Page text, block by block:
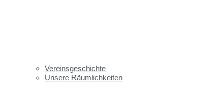
Vereinsgeschichte
Unsere Räumlichkeiten